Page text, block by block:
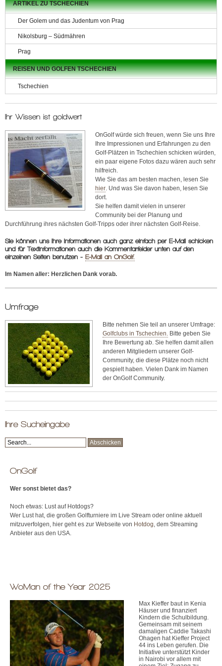
251
68
Kamenice
Golf Club
Spektrum
251
68
Kamenice - Štiřín
Ringhoffer Golf
252
08
Slapy nad
Vltavou
Golf Club Svatý
Jan
252
10
Mníšek pod Brdy
Golfový Klub
Líšnice
01
Hostivice
Praha
256
Benešov
Golfový Club
257
44
Netvořice
Golf Club Farma
Michael
257
51
Bystřice
Benešovský
Golfový Klub
261
Příbram VII Golf Club Příbram
266
Beroun Beroun Golf Club
01
Beroun
267
Vysoký Újezd
267
27
Liteň
Golf Club
Karlštejn
270
33
Jesenice
Golf Club
Podbořánky
272
01
Kladno
273
Unhošť
Golf Klub
273
71
Beřovice
Golf Club
Beřovice
61
289
Milovice nad
290
01
Poděbrady
Golf Club
Poděbrady
Paradise
294
71
Benátky nad
Jizerou
Golf Club Benátky
nad Jizerou
29402 Kněžmost Golf – Ráj
326
00
Plzeň
1. Slovanský
golfový club
ARTIKEL ZU TSCHECHIEN
Der Golem und das Judentum von Prag
Nikolsburg – Südmähren
Prag
REISEN UND GOLFEN TSCHECHIEN
Tschechien
Ihr Wissen ist goldwert
OnGolf würde sich freuen, wenn Sie uns Ihre
Ihre Impressionen und Erfahrungen zu den
Golf-Plätzen in Tschechien schicken würden,
ein paar eigene Fotos dazu wären auch sehr
hilfreich.
Wie Sie das am besten machen, lesen Sie
hier . Und was Sie davon haben, lesen Sie
dort.
Sie helfen damit vielen in unserer
Community bei der Planung und
Durchführung ihres nächsten Golf-Tripps oder ihrer nächsten Golf-Reise.
Sie können uns Ihre Informationen auch ganz einfach per E-Mail schicken
und für Textinformationen auch die Kommentarfelder unten auf den
einzelnen Seiten benutzen - E-Mail an OnGolf.
Im Namen aller: Herzlichen Dank vorab.
Umfrage
Bitte nehmen Sie teil an unserer Umfrage:
Golfclubs in Tschechien. Bitte geben Sie
Ihre Bewertung ab. Sie helfen damit allen
anderen Mitgliedern unserer Golf-
Community, die diese Plätze noch nicht
gespielt haben. Vielen Dank im Namen
der OnGolf Community.
Ihre Sucheingabe
OnGolf
Wer sonst bietet das?
Noch etwas: Lust auf Hotdogs?
Wer Lust hat, die großen Golfturniere im Live Stream oder online aktuell
mitzuverfolgen, hier geht es zur Webseite von Hotdog, dem Streaming
Anbieter aus den USA.
WoMan of the Year 2025
Max Kieffer baut in Kenia
Häuser und finanziert
Kindern die Schulbildung.
Gemeinsam mit seinem
damaligen Caddie Takashi
Ohagen hat Kieffer Project
44 ins Leben gerufen. Die
Initiative unterstützt Kinder
in Nairobi vor allem mit